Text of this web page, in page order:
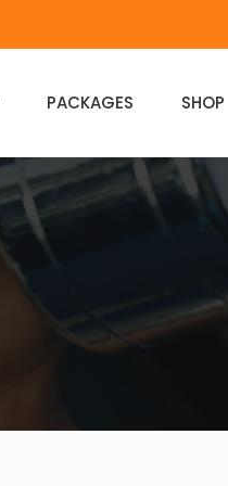
PACKAGES SHOP